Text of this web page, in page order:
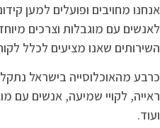
אנחנו מחויבים ופועלים למען
לאנשים עם מוגבלות וצרכים
השירותים שאנו מציעים לכלל
כרבע מהאוכלוסייה בישראל
ראייה, לקויי שמיעה, אנשים עם
ועוד.